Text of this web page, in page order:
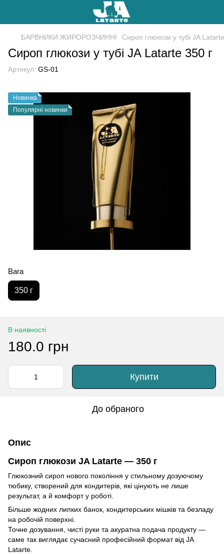
БАРВНИКИ ЖИРОРОЗЧИННІ Сироп глюкози у тубі JA
Сироп глюкози у тубі JA Latarte 350 г
Артикул: GS-01
Новинка
Популярні новинки
Вага
350 г
В наявності
180.0 грн
Купити
До обраного
Опис
Сироп глюкози JA Latarte — 350 г
Глюкозний сироп нового покоління у стильному дозуючому
тюбику, створений для кондитерів, які цінують не лише
результат, а й комфорт у роботі.
Більше жодних липких банок, кондитерських мішків та безладу
на робочій поверхні.
Точне дозування, чисті руки та акуратна подача продукту —
саме так виглядає сучасний професійний формат від JA
Latarte.